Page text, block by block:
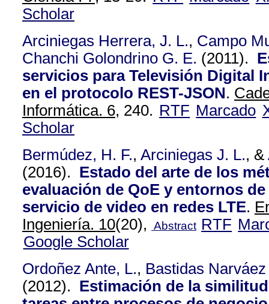
Scholar
Arciniegas Herrera, J. L., Campo
Chanchi Golondrino G. E. (2011).
servicios para Televisión Digital
en el protocolo REST-JSON.
Informática. 6, 240. RTF Marcado
Scholar
Bermúdez, H. F., Arciniegas J. L., &
(2016). Estado del arte de los
evaluación de QoE y entornos
servicio de video en redes LTE.
Ingeniería. 10(20), Abstract RTF
Google Scholar
Ordoñez Ante, L., Bastidas Narváez
(2012). Estimación de la